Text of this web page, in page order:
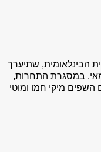
הבינלאומית, שתיערך
ענבל בירושלים בתאריכים 15-18 במאי. במסגרת התחרות,
מיקי חמו ומוטי